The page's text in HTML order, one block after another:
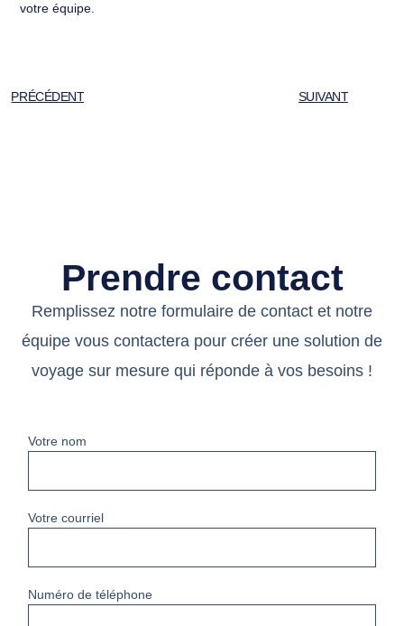
votre équipe.
PRÉCÉDENT SUIVANT
Prendre contact
Remplissez notre formulaire de contact et notre
équipe vous contactera pour créer une solution de
voyage sur mesure qui réponde à vos besoins !
Votre nom
Votre courriel
Numéro de téléphone